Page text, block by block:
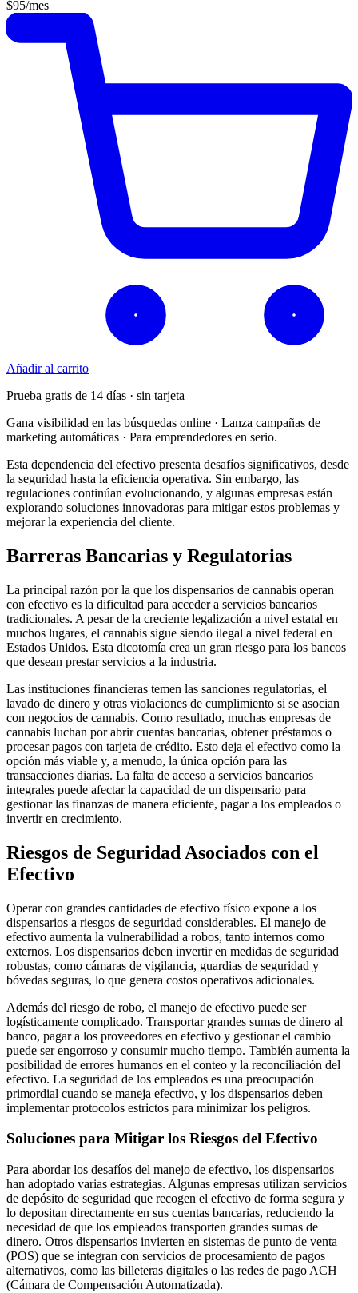
$95/mes
Añadir al carrito
Prueba gratis de 14 días · sin tarjeta
Gana visibilidad en las búsquedas online · Lanza campañas de
marketing automáticas · Para emprendedores en serio.
Esta dependencia del efectivo presenta desafíos significativos, desde
la seguridad hasta la eficiencia operativa. Sin embargo, las
regulaciones continúan evolucionando, y algunas empresas están
explorando soluciones innovadoras para mitigar estos problemas y
mejorar la experiencia del cliente.
Barreras Bancarias y Regulatorias
La principal razón por la que los dispensarios de cannabis operan
con efectivo es la dificultad para acceder a servicios bancarios
tradicionales. A pesar de la creciente legalización a nivel estatal en
muchos lugares, el cannabis sigue siendo ilegal a nivel federal en
Estados Unidos. Esta dicotomía crea un gran riesgo para los bancos
que desean prestar servicios a la industria.
Las instituciones financieras temen las sanciones regulatorias, el
lavado de dinero y otras violaciones de cumplimiento si se asocian
con negocios de cannabis. Como resultado, muchas empresas de
cannabis luchan por abrir cuentas bancarias, obtener préstamos o
procesar pagos con tarjeta de crédito. Esto deja el efectivo como la
opción más viable y, a menudo, la única opción para las
transacciones diarias. La falta de acceso a servicios bancarios
integrales puede afectar la capacidad de un dispensario para
gestionar las finanzas de manera eficiente, pagar a los empleados o
invertir en crecimiento.
Riesgos de Seguridad Asociados con el
Efectivo
Operar con grandes cantidades de efectivo físico expone a los
dispensarios a riesgos de seguridad considerables. El manejo de
efectivo aumenta la vulnerabilidad a robos, tanto internos como
externos. Los dispensarios deben invertir en medidas de seguridad
robustas, como cámaras de vigilancia, guardias de seguridad y
bóvedas seguras, lo que genera costos operativos adicionales.
Además del riesgo de robo, el manejo de efectivo puede ser
logísticamente complicado. Transportar grandes sumas de dinero al
banco, pagar a los proveedores en efectivo y gestionar el cambio
puede ser engorroso y consumir mucho tiempo. También aumenta la
posibilidad de errores humanos en el conteo y la reconciliación del
efectivo. La seguridad de los empleados es una preocupación
primordial cuando se maneja efectivo, y los dispensarios deben
implementar protocolos estrictos para minimizar los peligros.
Soluciones para Mitigar los Riesgos del Efectivo
Para abordar los desafíos del manejo de efectivo, los dispensarios
han adoptado varias estrategias. Algunas empresas utilizan servicios
de depósito de seguridad que recogen el efectivo de forma segura y
lo depositan directamente en sus cuentas bancarias, reduciendo la
necesidad de que los empleados transporten grandes sumas de
dinero. Otros dispensarios invierten en sistemas de punto de venta
(POS) que se integran con servicios de procesamiento de pagos
alternativos, como las billeteras digitales o las redes de pago ACH
(Cámara de Compensación Automatizada).